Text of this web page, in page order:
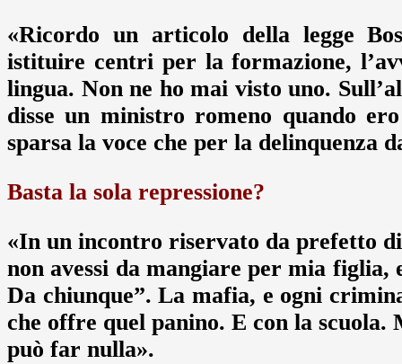
«Ricordo un articolo della legge
istituire centri per la formazione,
lingua. Non ne ho mai visto uno.
disse un ministro romeno quando
sparsa la voce che per la delinquenza
Basta la sola repressione?
«In un incontro riservato da prefetto
non avessi da mangiare per mia
Da chiunque”. La mafia, e ogni
che offre quel panino. E con la
può far nulla».